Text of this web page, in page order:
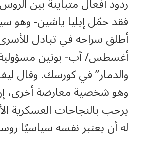
فقد حمّل إيليا ياشين-
أغسطس/ آب- بوتين مسؤولية
والدمار” في كورسك. وقال
وهو شخصية معارضة
يرحب بالنجاحات العسكرية
له أن يعتبر نفسه سياسيًا